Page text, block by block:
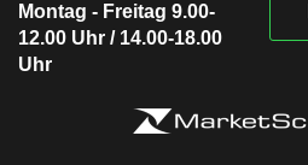
Montag - Freitag 9.00-
12.00 Uhr / 14.00-18.00
Uhr